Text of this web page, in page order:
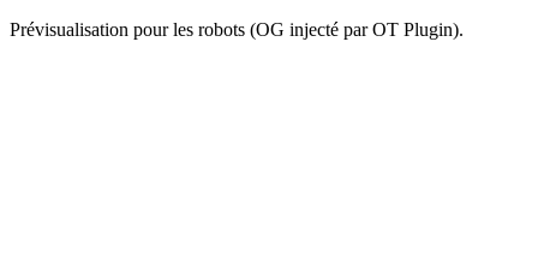
Prévisualisation pour les robots (OG injecté par OT Plugin).